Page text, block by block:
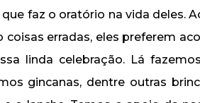
faz o oratório na vida deles.
erradas, eles preferem
linda celebração. Lá
gincanas, dentre outras